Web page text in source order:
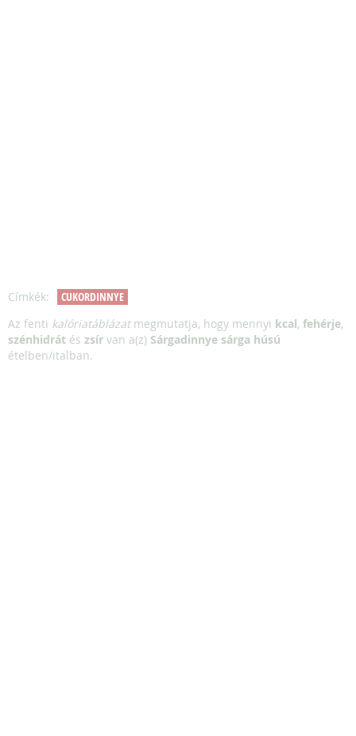
Címkék:
CUKORDINNYE
Az fenti kalóriatáblázatmegmutatja, hogy mennyi kcal, fehérje,
szénhidrát és zsír van a(z) Sárgadinnye sárga húsú
ételben/italban.